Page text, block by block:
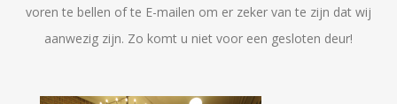
voren te bellen of te E-mailen om er zeker van te zijn dat wij
aanwezig zijn. Zo komt u niet voor een gesloten deur!